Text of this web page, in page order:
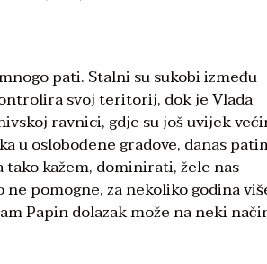
pati. Stalni su sukobi između
svoj teritorij, dok je Vlada
ravnici, gdje su još uvijek
u oslobođene gradove, danas
kažem, dominirati, žele nas
pomogne, za nekoliko godina
Papin dolazak može na neki